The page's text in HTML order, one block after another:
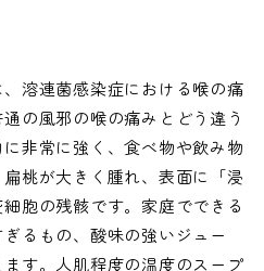
溶連菌感染症における喉の痛
の風邪の喉の痛みとどう違う
非常に強く、食べ物や飲み物
桃が大きく腫れ、表面に「浸
胞の残骸です。家庭でできる
るもの、酸味の強いジュー
す。人肌程度の温度のスープ